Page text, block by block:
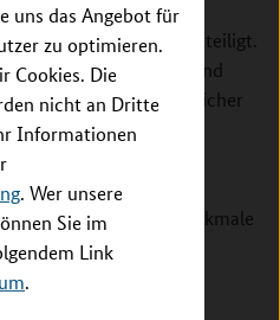
uns das Angebot für
zu optimieren.
Cookies. Die
nicht an Dritte
Informationen
. Wer unsere
Sie im
Link
.
ist an Teilprojekt 2 beteiligt.
es, verschiedene IT- und
zur Förderung körperlicher
deren Effektivität zu
vergleichen. Die
Geschlecht, den
individuelle Merkmale
Stadien der
Die kurzfristige
auf physische,